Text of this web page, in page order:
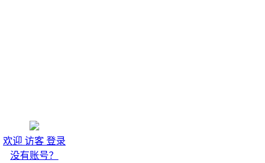
欢迎 访客 登录
没有账号？